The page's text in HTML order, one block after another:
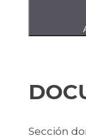
Sección